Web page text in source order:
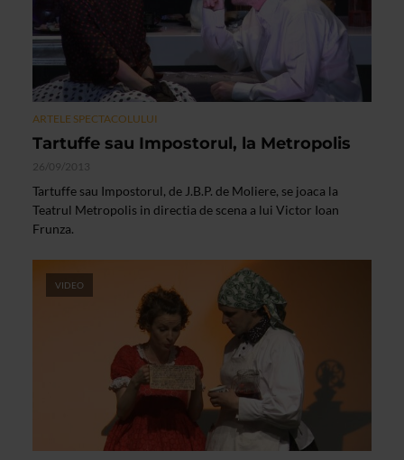
ARTELE SPECTACOLULUI
Tartuffe sau Impostorul, la Metropolis
26/09/2013
Tartuffe sau Impostorul, de J.B.P. de Moliere, se joaca la
Teatrul Metropolis in directia de scena a lui Victor Ioan
Frunza.
VIDEO